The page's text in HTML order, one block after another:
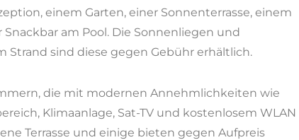
einem Garten, einer Sonnenterrasse, einem
am Pool. Die Sonnenliegen und
Strand sind diese gegen Gebühr erhältlich.
die mit modernen Annehmlichkeiten wie
Klimaanlage, Sat-TV und kostenlosem WLAN
Terrasse und einige bieten gegen Aufpreis